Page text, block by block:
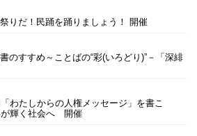
りだ！民踊を踊りましょう！ 開催
のすすめ～ことばの“彩(いろどり)”－「深緋
わたしからの人権メッセージ」を書こ
輝く社会へ 開催